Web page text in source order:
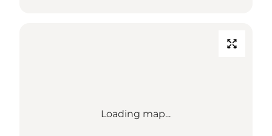
Loading map...